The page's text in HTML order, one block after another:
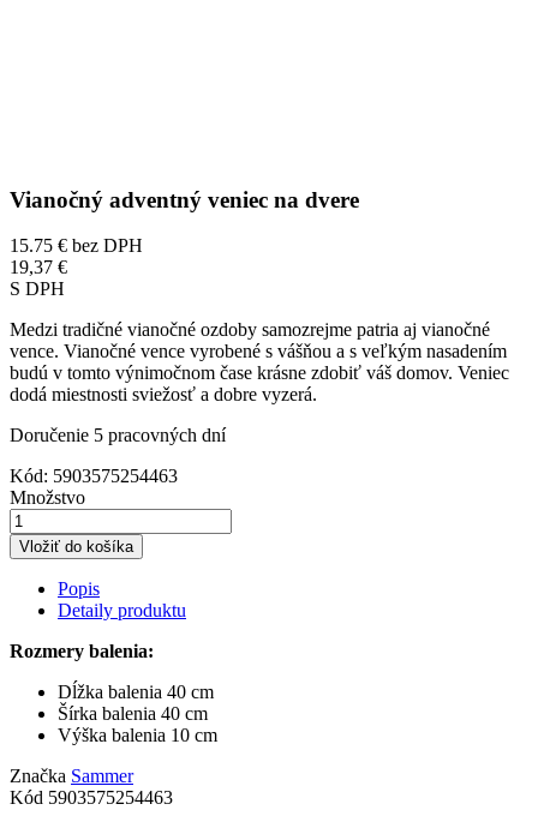
Vianočný adventný veniec na dvere
15.75 € bez DPH
19,37 €
S DPH
Medzi tradičné vianočné ozdoby samozrejme patria aj vianočné
vence. Vianočné vence vyrobené s vášňou a s veľkým nasadením
budú v tomto výnimočnom čase krásne zdobiť váš domov. Veniec
dodá miestnosti sviežosť a dobre vyzerá.
Doručenie 5 pracovných dní
Kód: 5903575254463
Množstvo
Vložiť do košíka
Popis
Detaily produktu
Rozmery balenia:
Dĺžka balenia 40 cm
Šírka balenia 40 cm
Výška balenia 10 cm
Značka Sammer
Kód 5903575254463